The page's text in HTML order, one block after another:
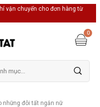
vận chuyển cho đơn hàng từ
0
những đôi tất ngắn nữ